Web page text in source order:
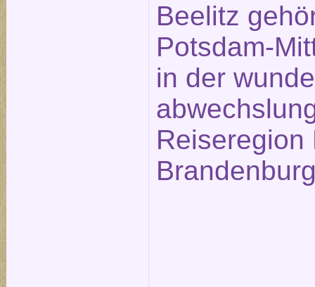
Beelitz
Potsdam-
in der
Reiseregion